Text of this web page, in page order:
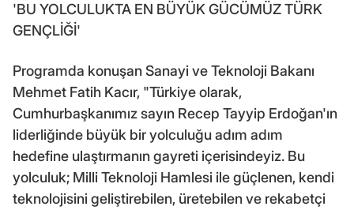
'BU YOLCULUKTA EN BÜYÜK GÜCÜMÜZ TÜRK
GENÇLİĞİ'
Programda konuşan Sanayi ve Teknoloji Bakanı
Mehmet Fatih Kacır, "Türkiye olarak,
Cumhurbaşkanımız sayın Recep Tayyip Erdoğan'ın
liderliğinde büyük bir yolculuğu adım adım
hedefine ulaştırmanın gayreti içerisindeyiz. Bu
yolculuk; Milli Teknoloji Hamlesi ile güçlenen, kendi
teknolojisini geliştirebilen, üretebilen ve rekabetçi